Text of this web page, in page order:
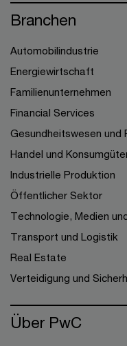
Branchen
Automobilindustrie
Energiewirtschaft
Familienunternehmen
Financial Services
Gesundheitswesen und
Handel und
Industrielle Produktion
Öffentlicher Sektor
Technologie, Medien
Transport und Logistik
Real Estate
Verteidigung und
Über PwC